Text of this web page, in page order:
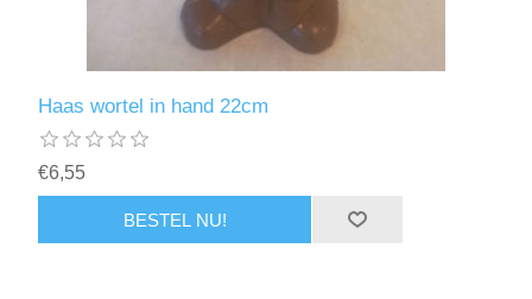
Haas wortel in hand 22cm
€6,55